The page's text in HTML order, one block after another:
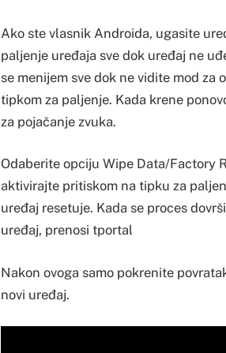
Ako ste vlasnik Androida, ugasite
paljenje uređaja sve dok uređaj ne
se menijem sve dok ne vidite mod za
tipkom za paljenje. Kada krene
za pojačanje zvuka.
Odaberite opciju Wipe Data/Factory
aktivirajte pritiskom na tipku za
uređaj resetuje. Kada se proces
uređaj, prenosi tportal
Nakon ovoga samo pokrenite
novi uređaj.